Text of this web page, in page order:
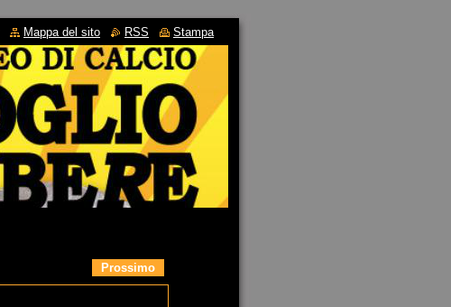
Prossimo
Mappa del sito RSS Stampa